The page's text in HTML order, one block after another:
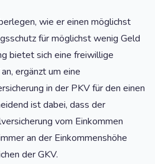
wie er einen möglichst
für möglichst wenig Geld
bietet sich eine freiwillige
ergänzt um eine
in der PKV für den einen
ist dabei, dass der
vom Einkommen
an der Einkommenshöhe
der GKV.